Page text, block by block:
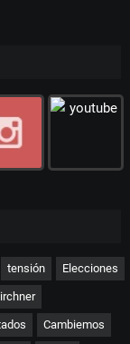
tensión Elecciones
Cambiemos